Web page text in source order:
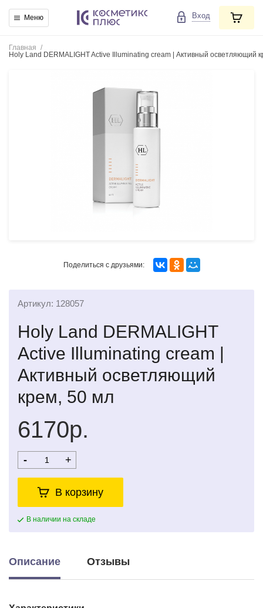
Меню Вход
Главная /
Holy Land DERMALIGHT Active Illuminating cream | Активный осветляющий
Поделиться с друзьями:
Артикул: 128057
Holy Land DERMALIGHT
Active Illuminating cream |
Активный осветляющий
крем, 50 мл
6170р.
- +
В корзину
В наличии на складе
Описание Отзывы